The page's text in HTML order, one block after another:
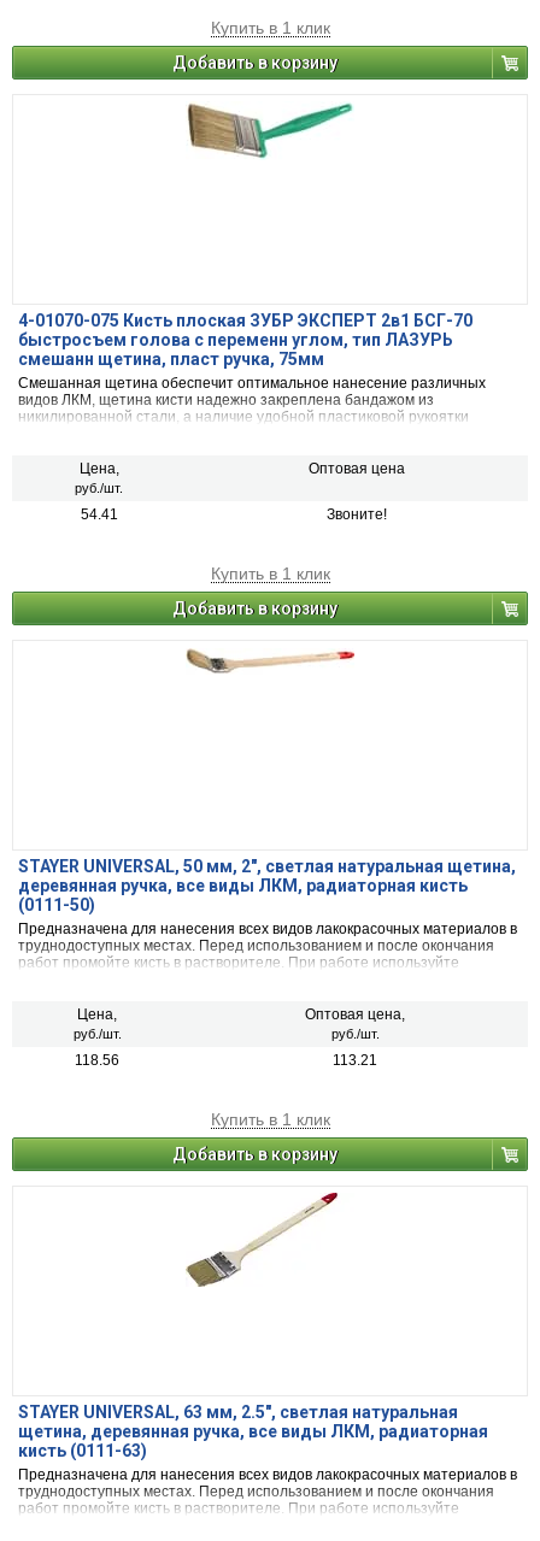
Купить в 1 клик
Добавить в корзину
4-01070-075 Кисть плоская ЗУБР ЭКСПЕРТ 2в1 БСГ-70
быстросъем голова с переменн углом, тип ЛАЗУРЬ
смешанн щетина, пласт ручка, 75мм
Смешанная щетина обеспечит оптимальное нанесение различных
видов ЛКМ, щетина кисти надежно закреплена бандажом из
никилированной стали, а наличие удобной пластиковой рукоятки
Цена,
руб./шт.
Оптовая цена
54.41 Звоните!
Купить в 1 клик
Добавить в корзину
STAYER UNIVERSAL, 50 мм, 2″, светлая натуральная щетина,
деревянная ручка, все виды ЛКМ, радиаторная кисть
(0111-50)
Предназначена для нанесения всех видов лакокрасочных материалов в
труднодоступных местах. Перед использованием и после окончания
работ промойте кисть в растворителе. При работе используйте
Цена,
руб./шт.
Оптовая цена,
руб./шт.
118.56 113.21
Купить в 1 клик
Добавить в корзину
STAYER UNIVERSAL, 63 мм, 2.5″, светлая натуральная
щетина, деревянная ручка, все виды ЛКМ, радиаторная
кисть (0111-63)
Предназначена для нанесения всех видов лакокрасочных материалов в
труднодоступных местах. Перед использованием и после окончания
работ промойте кисть в растворителе. При работе используйте